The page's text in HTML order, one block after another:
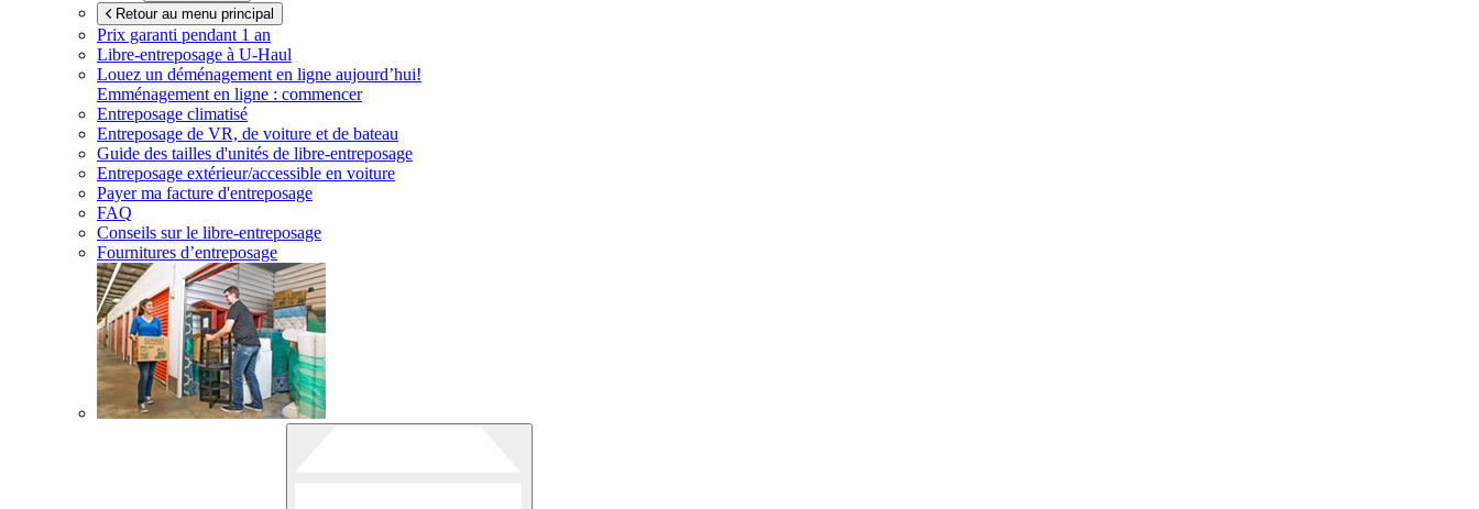
Retour au menu principal
Prix garanti pendant 1 an
Libre-entreposage à U-Haul
Louez un déménagement en ligne aujourd’hui!
Emménagement en ligne : commencer
Entreposage climatisé
Entreposage de VR, de voiture et de bateau
Guide des tailles d'unités de libre-entreposage
Entreposage extérieur/accessible en voiture
Payer ma facture d'entreposage
FAQ
Conseils sur le libre-entreposage
Fournitures d’entreposage